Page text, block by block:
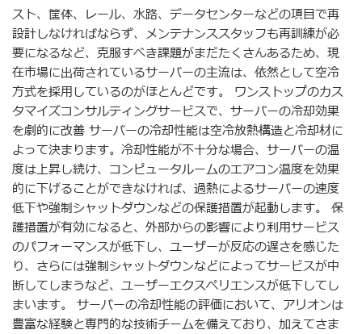
スト、筐体、レール、水路、データセンターなどの項目で再
設計しなければならず、メンテナンススタッフも再訓練が必
要になるなど、克服すべき課題がまだたくさんあるため、現
在市場に出荷されているサーバーの主流は、依然として空冷
方式を採用しているのがほとんどです。 ワンストップのカス
タマイズコンサルティングサービスで、サーバーの冷却効果
を劇的に改善 サーバーの冷却性能は空冷放熱構造と冷却材に
よって決まります。冷却性能が不十分な場合、サーバーの温
度は上昇し続け、コンピュータルームのエアコン温度を効果
的に下げることができなければ、過熱によるサーバーの速度
低下や強制シャットダウンなどの保護措置が起動します。 保
護措置が有効になると、外部からの影響により利用サービス
のパフォーマンスが低下し、ユーザーが反応の遅さを感じた
り、さらには強制シャットダウンなどによってサービスが中
断してしまうなど、ユーザーエクスペリエンスが低下してし
まいます。 サーバーの冷却性能の評価において、アリオンは
豊富な経験と専門的な技術チームを備えており、加えてさま